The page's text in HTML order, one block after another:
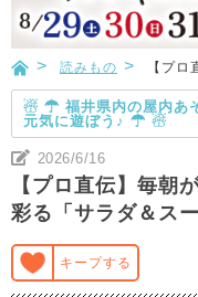
読みもの 【プ
☃ ☂ 福井県内の屋内あ
元気に遊ぼう♪ ☂ ☃
2026/6/16
【プロ直伝】毎朝
彩る「サラダ＆ス
キープする